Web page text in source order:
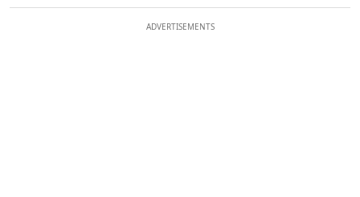
ADVERTISEMENTS